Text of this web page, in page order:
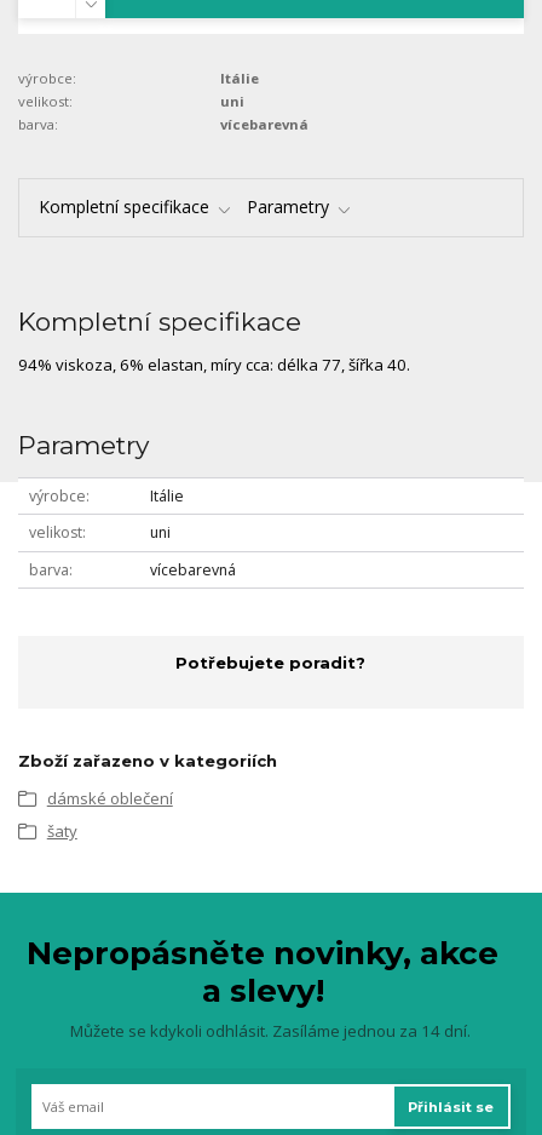
výrobce:
Itálie
velikost:
uni
barva:
vícebarevná
Kompletní specifikace Parametry
Kompletní specifikace
94% viskoza, 6% elastan, míry cca: délka 77, šířka 40.
Parametry
výrobce
Itálie
velikost
uni
barva
vícebarevná
Potřebujete poradit?
Zboží zařazeno v kategoriích
dámské oblečení
šaty
Nepropásněte novinky, akce
a slevy!
Můžete se kdykoli odhlásit. Zasíláme jednou za 14 dní.
Přihlásit se